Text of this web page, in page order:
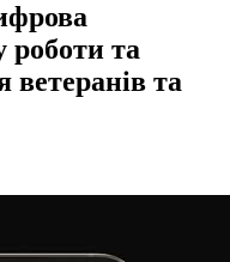
та
ветеранів та